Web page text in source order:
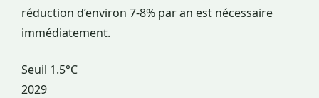
réduction d’environ 7-8% par an est nécessaire
immédiatement.
Seuil 1.5°C
2029